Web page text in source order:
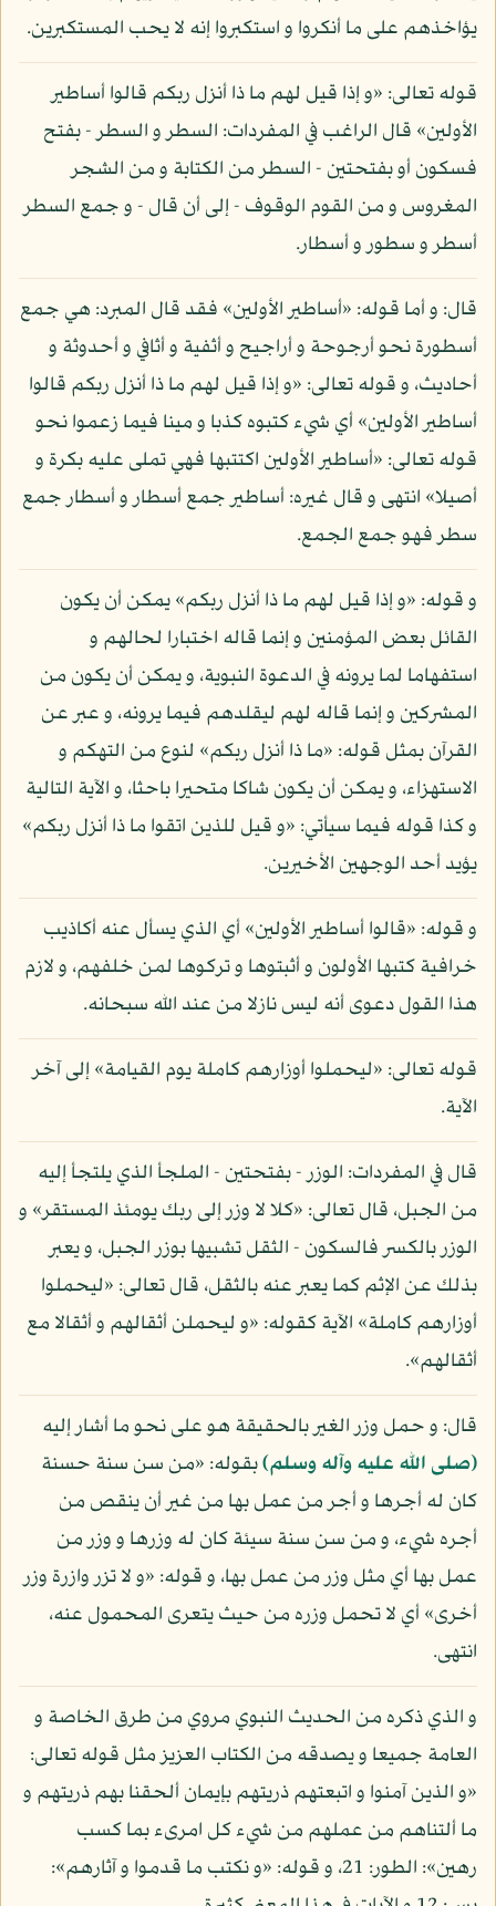
يؤاخذهم على ما أنكروا و استكبروا إنه لا يحب المستكبرين.
قوله تعالى: «و إذا قيل لهم ما ذا أنزل ربكم قالوا أساطير
الأولين» قال الراغب في المفردات: السطر و السطر - بفتح
فسكون أو بفتحتين - السطر من الكتابة و من الشجر
المغروس و من القوم الوقوف - إلى أن قال - و جمع السطر
أسطر و سطور و أسطار.
قال: و أما قوله: «أساطير الأولين» فقد قال المبرد: هي جمع
أسطورة نحو أرجوحة و أراجيح و أثفية و أثافي و أحدوثة و
أحاديث، و قوله تعالى: «و إذا قيل لهم ما ذا أنزل ربكم قالوا
أساطير الأولين» أي شيء كتبوه كذبا و مينا فيما زعموا نحو
قوله تعالى: «أساطير الأولين اكتتبها فهي تملى عليه بكرة و
أصيلا» انتهى و قال غيره: أساطير جمع أسطار و أسطار جمع
سطر فهو جمع الجمع.
و قوله: «و إذا قيل لهم ما ذا أنزل ربكم» يمكن أن يكون
القائل بعض المؤمنين و إنما قاله اختبارا لحالهم و
استفهاما لما يرونه في الدعوة النبوية، و يمكن أن يكون من
المشركين و إنما قاله لهم ليقلدهم فيما يرونه، و عبر عن
القرآن بمثل قوله: «ما ذا أنزل ربكم» لنوع من التهكم و
الاستهزاء، و يمكن أن يكون شاكا متحيرا باحثا، و الآية التالية
و كذا قوله فيما سيأتي: «و قيل للذين اتقوا ما ذا أنزل ربكم»
يؤيد أحد الوجهين الأخيرين.
و قوله: «قالوا أساطير الأولين» أي الذي يسأل عنه أكاذيب
خرافية كتبها الأولون و أثبتوها و تركوها لمن خلفهم، و لازم
هذا القول دعوى أنه ليس نازلا من عند الله سبحانه.
قوله تعالى: «ليحملوا أوزارهم كاملة يوم القيامة» إلى آخر
الآية.
قال في المفردات: الوزر - بفتحتين - الملجأ الذي يلتجأ إليه
من الجبل، قال تعالى: «كلا لا وزر إلى ربك يومئذ المستقر» و
الوزر بالكسر فالسكون - الثقل تشبيها بوزر الجبل، و يعبر
بذلك عن الإثم كما يعبر عنه بالثقل، قال تعالى: «ليحملوا
أوزارهم كاملة» الآية كقوله: «و ليحملن أثقالهم و أثقالا مع
أثقالهم».
قال: و حمل وزر الغير بالحقيقة هو على نحو ما أشار إليه
(صلى الله عليه وآله وسلم)بقوله: «من سن سنة حسنة
كان له أجرها و أجر من عمل بها من غير أن ينقص من
أجره شيء، و من سن سنة سيئة كان له وزرها و وزر من
عمل بها أي مثل وزر من عمل بها، و قوله: «و لا تزر وازرة وزر
أخرى» أي لا تحمل وزره من حيث يتعرى المحمول عنه،
انتهى.
و الذي ذكره من الحديث النبوي مروي من طرق الخاصة و
العامة جميعا و يصدقه من الكتاب العزيز مثل قوله تعالى:
«و الذين آمنوا و اتبعتهم ذريتهم بإيمان ألحقنا بهم ذريتهم و
ما ألتناهم من عملهم من شيء كل امرىء بما كسب
رهين»: الطور: 21، و قوله: «و نكتب ما قدموا و آثارهم»: